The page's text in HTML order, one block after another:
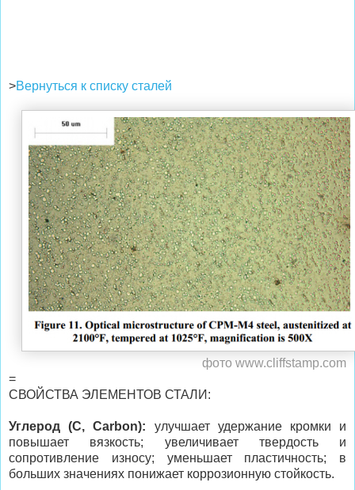
>Вернуться к списку сталей
фото www.cliffstamp.com
=
СВОЙСТВА ЭЛЕМЕНТОВ СТАЛИ:
Углерод (C, Carbon): улучшает удержание кромки и
повышает вязкость; увеличивает твердость и
сопротивление износу; уменьшает пластичность; в
больших значениях понижает коррозионную стойкость.